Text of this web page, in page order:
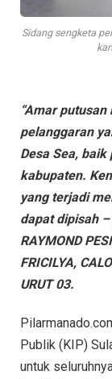
Sidang sengketa
“Amar
pelanggaran
Desa Sea,
kabupaten.
yang terjadi
dapat dipisah –
RAYMOND
FRICILYA,
URUT 03.
Publik (KIP)
untuk